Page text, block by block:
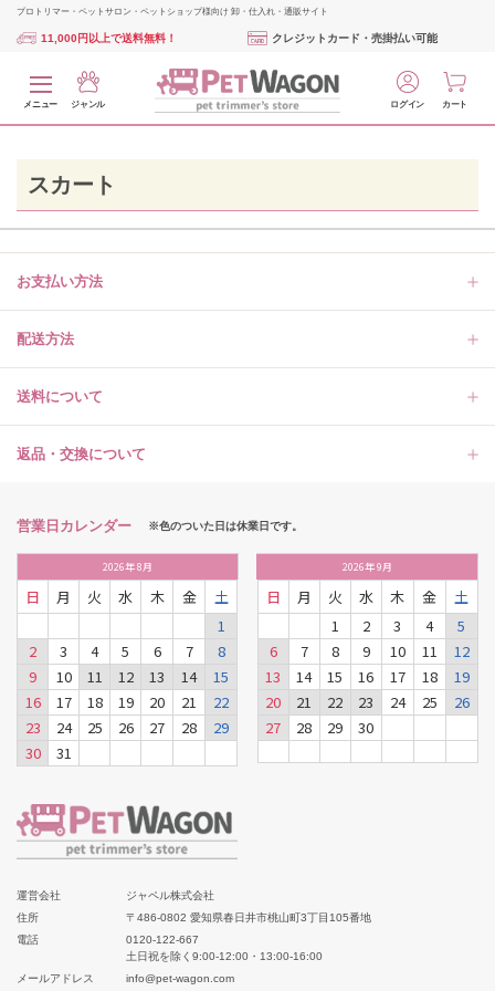
プロトリマー・ペットサロン・ペットショップ様向け 卸・仕入れ・通販サイト
11,000円以上で送料無料！ クレジットカード・売掛払い可能
メニュー ジャンル ログイン カート
スカート
お支払い方法
配送方法
送料について
返品・交換について
営業日カレンダー ※色のついた日は休業日です。
2026年8月
日 月 火 水 木 金
土
1
2
3 4 5 6 7
8
9
10 11 12 13 14
15
16
17 18 19 20 21
22
23
24 25 26 27 28
29
30
31
2026年9月
日 月 火 水 木 金
土
1
2 3 4
5
6
7 8 9 10 11
12
13
14 15 16 17 18
19
20
21 22 23 24 25
26
27
28 29 30
運営会社
ジャペル株式会社
住所
〒486-0802 愛知県春日井市桃山町3丁目105番地
電話
0120-122-667
土日祝を除く9:00-12:00・13:00-16:00
メールアドレス
info@pet-wagon.com